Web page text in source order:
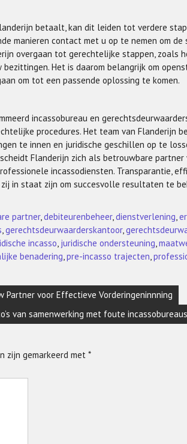
betaalt, kan dit leiden tot verdere
manieren contact met u op te nemen om
overgaan tot gerechtelijke stappen, zoals
Het is daarom belangrijk om
om tot een passende oplossing te komen.
incassobureau en
procedures. Het team van Flanderijn
te innen en juridische geschillen op te
Flanderijn zich als betrouwbare partner
incassodiensten. Transparantie,
in staat zijn om succesvolle resultaten te
partner,debiteurenbeheer,dienstverlening,
,gerechtsdeurwaarderskantoor,
incasso, juridische ondersteuning,
benadering,pre-incasso trajecten,
Partner voor Effectieve Vorderingeninnning
van samenwerking met foute
zijn gemarkeerd met *